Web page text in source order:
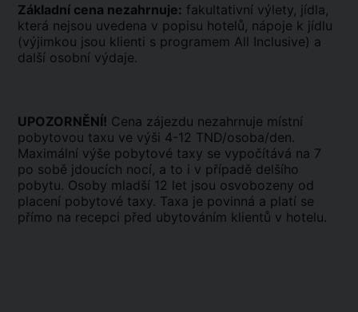
Základní cena nezahrnuje: fakultativní výlety, jídla,
která nejsou uvedena v popisu hotelů, nápoje k jídlu
(výjimkou jsou klienti s programem All Inclusive) a
další osobní výdaje.
UPOZORNĚNÍ! Cena zájezdu nezahrnuje místní
pobytovou taxu ve výši 4-12 TND/osoba/den.
Maximální výše pobytové taxy se vypočítává na 7
po sobě jdoucích nocí, a to i v případě delšího
pobytu. Osoby mladší 12 let jsou osvobozeny od
placení pobytové taxy. Taxa je povinná a platí se
přímo na recepci před ubytováním klientů v hotelu.